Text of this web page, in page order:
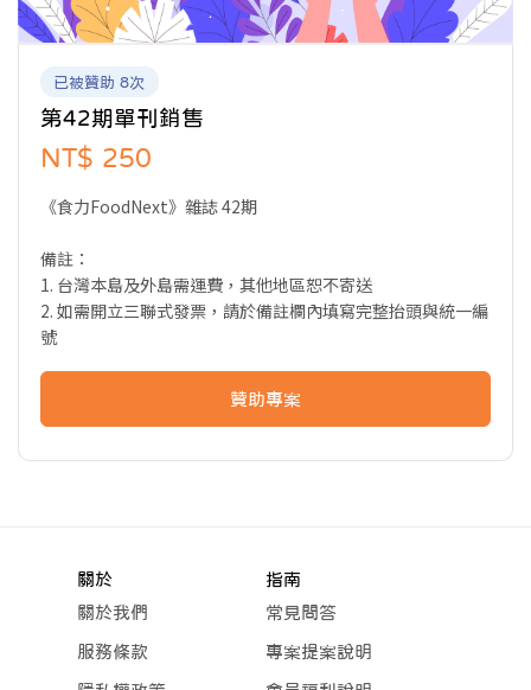
已被贊助 8次
第42期單刊銷售
NT$ 250
《食力FoodNext》雜誌 42期
備註：
1. 台灣本島及外島需運費，其他地區恕不寄送
2. 如需開立三聯式發票，請於備註欄內填寫完整抬頭與統一編
號
贊助專案
關於
關於我們
服務條款
指南
常見問答
專案提案說明